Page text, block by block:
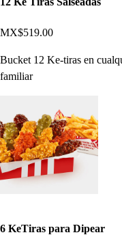
MX$519.00
Bucket 12 Ke-tiras en
familiar
6 KeTiras para Dipear